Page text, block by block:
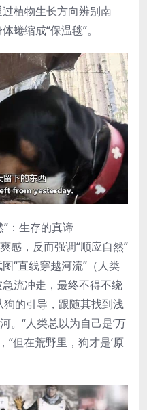
植物生长方向辨别南
蜷缩成“保温毯”。
”：生存的真谛
感，反而强调“顺应自然”
“直线穿越河流”（人类
流冲走，最终不得不绕
的引导，跟随其找到浅
。“人类总以为自己是‘万
“但在荒野里，狗才是‘原